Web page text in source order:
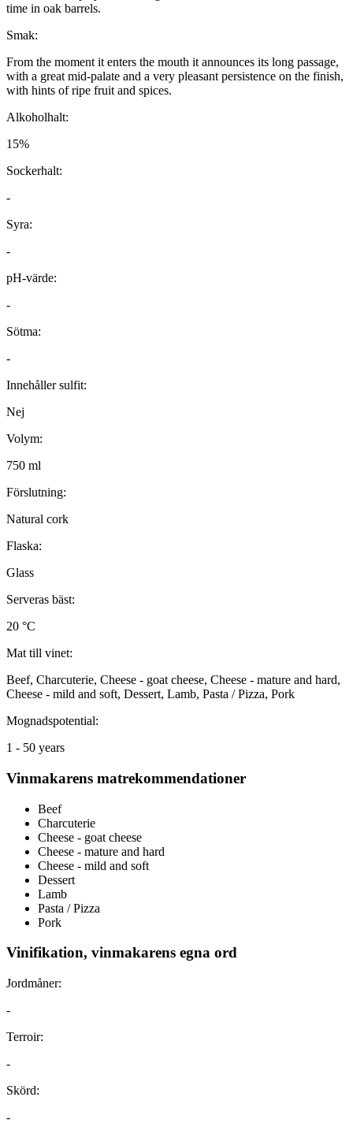
time in oak barrels.
Smak:
From the moment it enters the mouth it announces its long passage,
with a great mid-palate and a very pleasant persistence on the finish,
with hints of ripe fruit and spices.
Alkoholhalt:
15%
Sockerhalt:
-
Syra:
-
pH-värde:
-
Sötma:
-
Innehåller sulfit:
Nej
Volym:
750 ml
Förslutning:
Natural cork
Flaska:
Glass
Serveras bäst:
20 °C
Mat till vinet:
Beef, Charcuterie, Cheese - goat cheese, Cheese - mature and hard,
Cheese - mild and soft, Dessert, Lamb, Pasta / Pizza, Pork
Mognadspotential:
1 - 50 years
Vinmakarens matrekommendationer
Beef
Charcuterie
Cheese - goat cheese
Cheese - mature and hard
Cheese - mild and soft
Dessert
Lamb
Pasta / Pizza
Pork
Vinifikation, vinmakarens egna ord
Jordmåner:
-
Terroir:
-
Skörd:
-